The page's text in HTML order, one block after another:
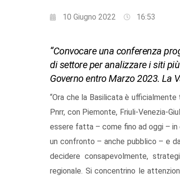
10 Giugno 2022 16:53
“Convocare una conferenza
di settore per analizzare i siti
Governo entro Marzo 2023. La
“Ora che la Basilicata è
Pnrr, con Piemonte, Friuli-Venezia-
essere fatta – come fino ad oggi –
un confronto – anche pubblico – e
decidere consapevolmente,
regionale. Si concentrino le